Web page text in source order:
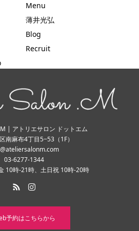
Menu
薄井光弘
Blog
Recruit
| アトリエサロン ドットエム
南麻布4丁目5−53（1F）
03-6277-1344
10時-21時、土日祝 10時-20時
予約はこちらから